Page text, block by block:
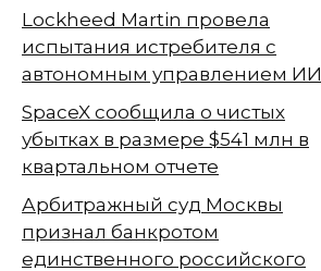
Lockheed Martin провела
испытания истребителя с
автономным управлением ИИ
SpaceX сообщила о чистых
убытках в размере $541 млн в
квартальном отчете
Арбитражный суд Москвы
признал банкротом
единственного российского